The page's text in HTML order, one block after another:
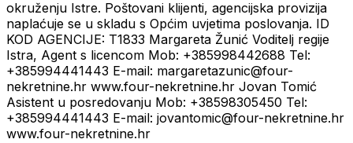
okruženju Istre. Poštovani klijenti, agencijska provizija
naplaćuje se u skladu s Općim uvjetima poslovanja. ID
KOD AGENCIJE: T1833 Margareta Žunić Voditelj regije
Istra, Agent s licencom Mob: +385998442688 Tel:
+385994441443 E-mail: margaretazunic@four-
nekretnine.hr www.four-nekretnine.hr Jovan Tomić
Asistent u posredovanju Mob: +38598305450 Tel:
+385994441443 E-mail: jovantomic@four-nekretnine.hr
www.four-nekretnine.hr